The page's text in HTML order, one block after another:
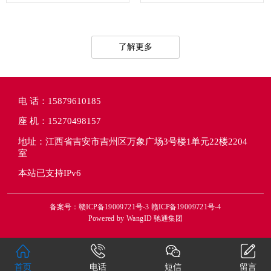
了解更多
电 话：15879610185
座 机：15270498157
地址：江西省吉安市吉州区万象广场3号楼1单元22楼2204
室
本站已支持IPv6
备案号：赣ICP备19009721号-3 赣ICP备19009721号-4
Powered by WangID 驰通集团
首页 电话 短信 留言